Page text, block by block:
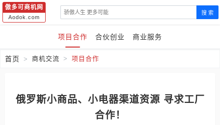
傲多可商机网
Aodok.com
搜 索
项目合作 合伙创业 商业服务
首页 商机交流 项目合作
俄罗斯小商品、小电器渠道资源 寻求工厂
合作！